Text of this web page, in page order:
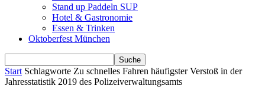
Stand up Paddeln SUP
Hotel & Gastronomie
Essen & Trinken
Oktoberfest München
Start Schlagworte Zu schnelles Fahren häufigster Verstoß in der
Jahresstatistik 2019 des Polizeiverwaltungsamts